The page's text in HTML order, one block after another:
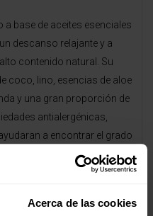
Acerca de las cookies
a base de aceites esenciales
descanso relajante y a
contenido natural. Su
coco, lino, esencias de aloe
y una gran proporción de
antialergénicas,
a encontrar el grado
un descanso de calidad..
una ventilación correcta
que los materiales de